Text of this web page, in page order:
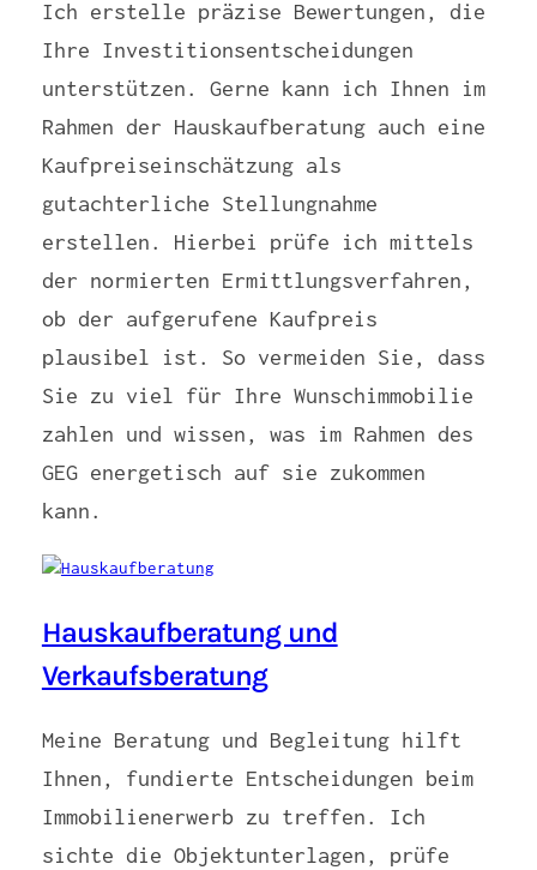
Ich erstelle präzise Bewertungen, die
Ihre Investitionsentscheidungen
unterstützen. Gerne kann ich Ihnen im
Rahmen der Hauskaufberatung auch eine
Kaufpreiseinschätzung als
gutachterliche Stellungnahme
erstellen. Hierbei prüfe ich mittels
der normierten Ermittlungsverfahren,
ob der aufgerufene Kaufpreis
plausibel ist. So vermeiden Sie, dass
Sie zu viel für Ihre Wunschimmobilie
zahlen und wissen, was im Rahmen des
GEG energetisch auf sie zukommen
kann.
Hauskaufberatung und
Verkaufsberatung
Meine Beratung und Begleitung hilft
Ihnen, fundierte Entscheidungen beim
Immobilienerwerb zu treffen. Ich
sichte die Objektunterlagen, prüfe